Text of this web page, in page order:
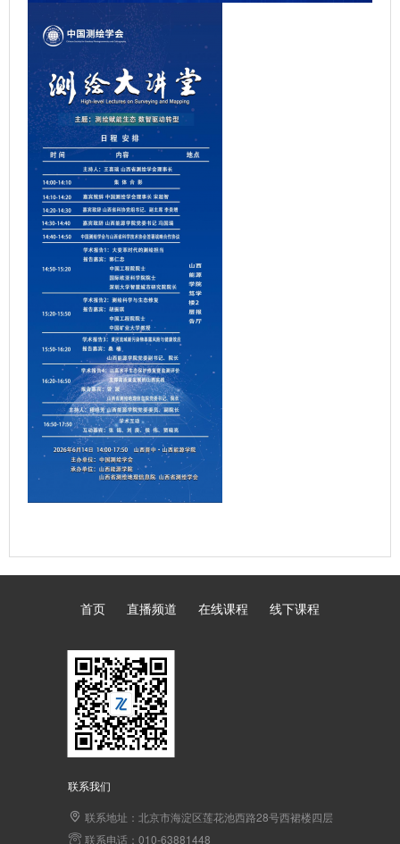
首页 直播频道 在线课程 线下课程
联系我们
联系地址：北京市海淀区莲花池西路28号西裙楼四层
联系电话：010-63881448